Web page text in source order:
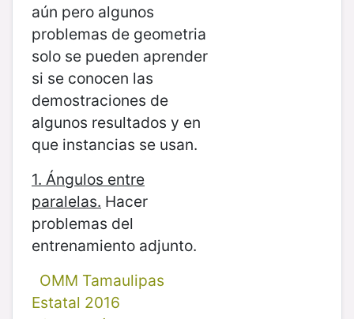
aún pero algunos
problemas de geometria
solo se pueden aprender
si se conocen las
demostraciones de
algunos resultados y en
que instancias se usan.
1. Ángulos entre
paralelas. Hacer
problemas del
entrenamiento adjunto.
OMM Tamaulipas
Estatal 2016